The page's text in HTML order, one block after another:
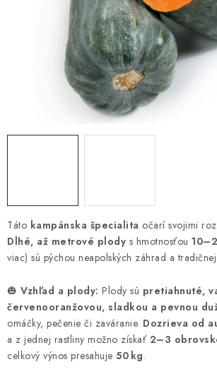
KVETINÁČE
Podmienky ochrany osobných údajov
Táto kampánska špecialita očarí svojimi
Dlhé, až metrové plody s hmotnosťou
viac) sú pýchou neapolských záhrad a tradičnej
🎃 Vzhľad a plody: Plody sú pretiahnuté,
červenooranžovou, sladkou a pevnou
omáčky, pečenie či zaváranie. Dozrieva od
a z jednej rastliny možno získať 2–3
celkový výnos presahuje 50 kg.